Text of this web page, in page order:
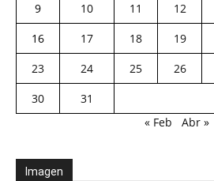
9
10 11 12
16
17 18 19
23
24 25 26
30
31
« Feb
Abr »
Imagen